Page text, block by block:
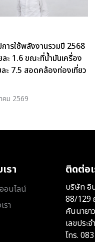
ารใช้พลังงานรวมปี 2568
ะ 1.6 ขณะที่น้ำมันเครื่อง
ะ 7.5 สอดคล้องท่องเที่ยว
คม 2569
รา
อนไลน์
รา
ติดต่อ
บริษัท อิ
88/129
คันนายา
เลขประ
โทร.